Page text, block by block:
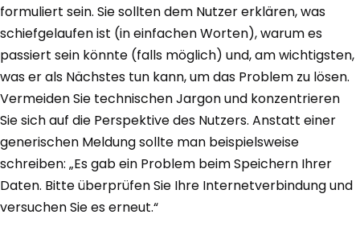
formuliert sein. Sie sollten dem Nutzer erklären, was
schiefgelaufen ist (in einfachen Worten), warum es
passiert sein könnte (falls möglich) und, am wichtigsten,
was er als Nächstes tun kann, um das Problem zu lösen.
Vermeiden Sie technischen Jargon und konzentrieren
Sie sich auf die Perspektive des Nutzers. Anstatt einer
generischen Meldung sollte man beispielsweise
schreiben: „Es gab ein Problem beim Speichern Ihrer
Daten. Bitte überprüfen Sie Ihre Internetverbindung und
versuchen Sie es erneut.“